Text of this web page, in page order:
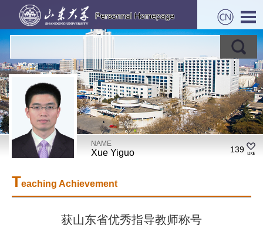
NAME
Xue Yiguo 139
Teaching Achievement
获山东省优秀指导教师称号